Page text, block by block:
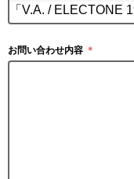
お問い合わせ内容 ＊